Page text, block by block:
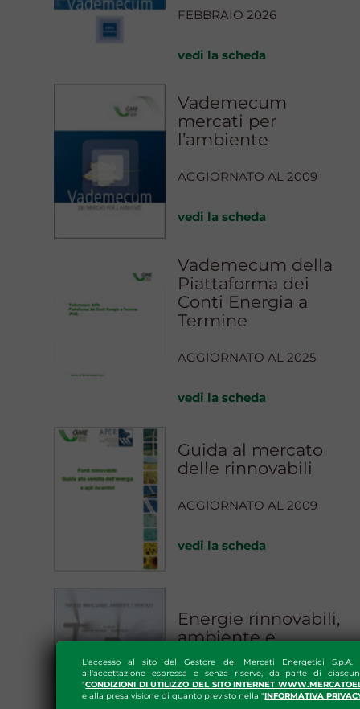
L'accesso al sito del Gestore dei Mercati Energetici S.p.A.
all'accettazione espressa e senza riserve, da parte di
"CONDIZIONI DI UTILIZZO DEL SITO INTERNET
e alla presa visione di quanto previsto nella "INFORMATIVA
FEBBRAIO 2026
vedi la scheda
Vademecum
mercati per
l’ambiente
AGGIORNATO AL 2009
vedi la scheda
Vademecum della
Piattaforma dei
Conti Energia a
Termine
AGGIORNATO AL 2025
vedi la scheda
Guida al mercato
delle rinnovabili
AGGIORNATO AL 2009
vedi la scheda
Energie rinnovabili,
ambiente e
mercato